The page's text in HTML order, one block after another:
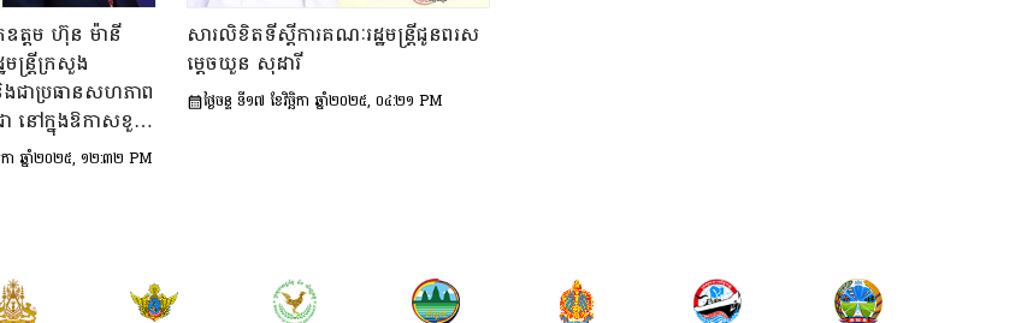
ត្តម ហ៊ុន ម៉ានី
មន្ត្រីក្រសួង
ជាប្រធានសហភាព
នៅក្នុងឱកាសខួប
កា ឆ្នាំ២០២៥, ១២:៣២ PM
សារលិខិតទីស្តីការគណៈរដ្ឋមន្រ្តីជូនពរស
ម្តេចឃួន សុដារី
ថ្ងៃចន្ទ ទី១៧ ខែវិច្ឆិកា ឆ្នាំ២០២៥, ០៤:២១ PM